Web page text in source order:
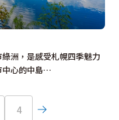
洲，是感受札幌四季魅力
中心的中島…
4